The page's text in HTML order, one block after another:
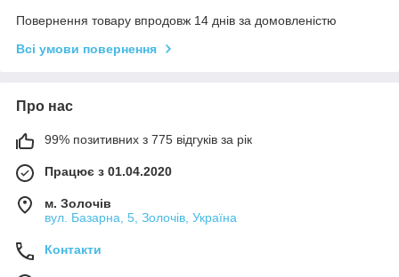
Повернення товару впродовж 14 днів за домовленістю
Всі умови повернення
Про нас
99% позитивних з 775 відгуків за рік
Працює з 01.04.2020
м. Золочів
вул. Базарна, 5, Золочів, Україна
Контакти